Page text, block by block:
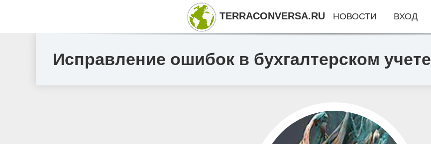
Исправление ошибок в бухгалтерском учете
TERRACONVERSA.RU НОВОСТИ ВХОД